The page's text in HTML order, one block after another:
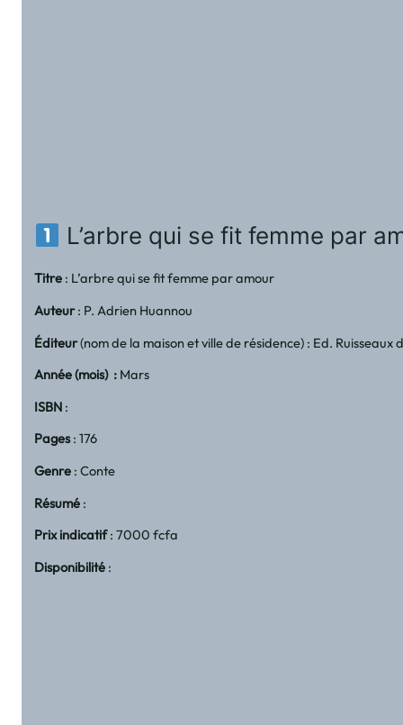
L’arbre qui se fit femme par
Titre : L’arbre qui se fit femme par amour
Auteur: P. Adrien Huannou
Éditeur(nom de la maison et ville de résidence) : Ed. Ruisseaux
Année (mois) : Mars
ISBN :
Pages: 176
Genre : Conte
Résumé :
Prix indicatif: 7000 fcfa
Disponibilité :